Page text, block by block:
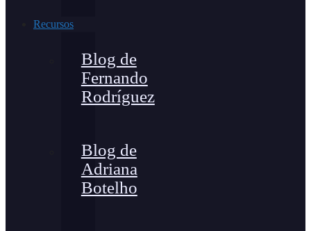
Recursos
Blog de
Fernando
Rodríguez
Blog de
Adriana
Botelho